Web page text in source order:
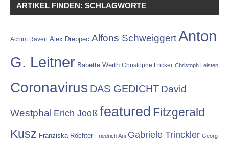
ARTIKEL FINDEN: SCHLAGWORTE
Achim Raven Alex Dreppec Alfons SchweiggertAnton
G. Leitner Babette Werth Christophe Fricker Christoph Leisten
Coronavirus DAS GEDICHT David
Westphal Erich Jooß featured Fitzgerald
Kusz Franziska Röchter Friedrich Ani Gabriele Trinckler Georg